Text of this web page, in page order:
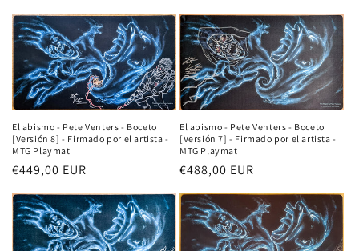
El abismo - Pete Venters - Boceto
[Versión 8] - Firmado por el artista -
MTG Playmat
Precio
habitual
€449,00 EUR
El abismo - Pete Venters - Boceto
[Versión 7] - Firmado por el artista -
MTG Playmat
Precio
€488,00 EUR